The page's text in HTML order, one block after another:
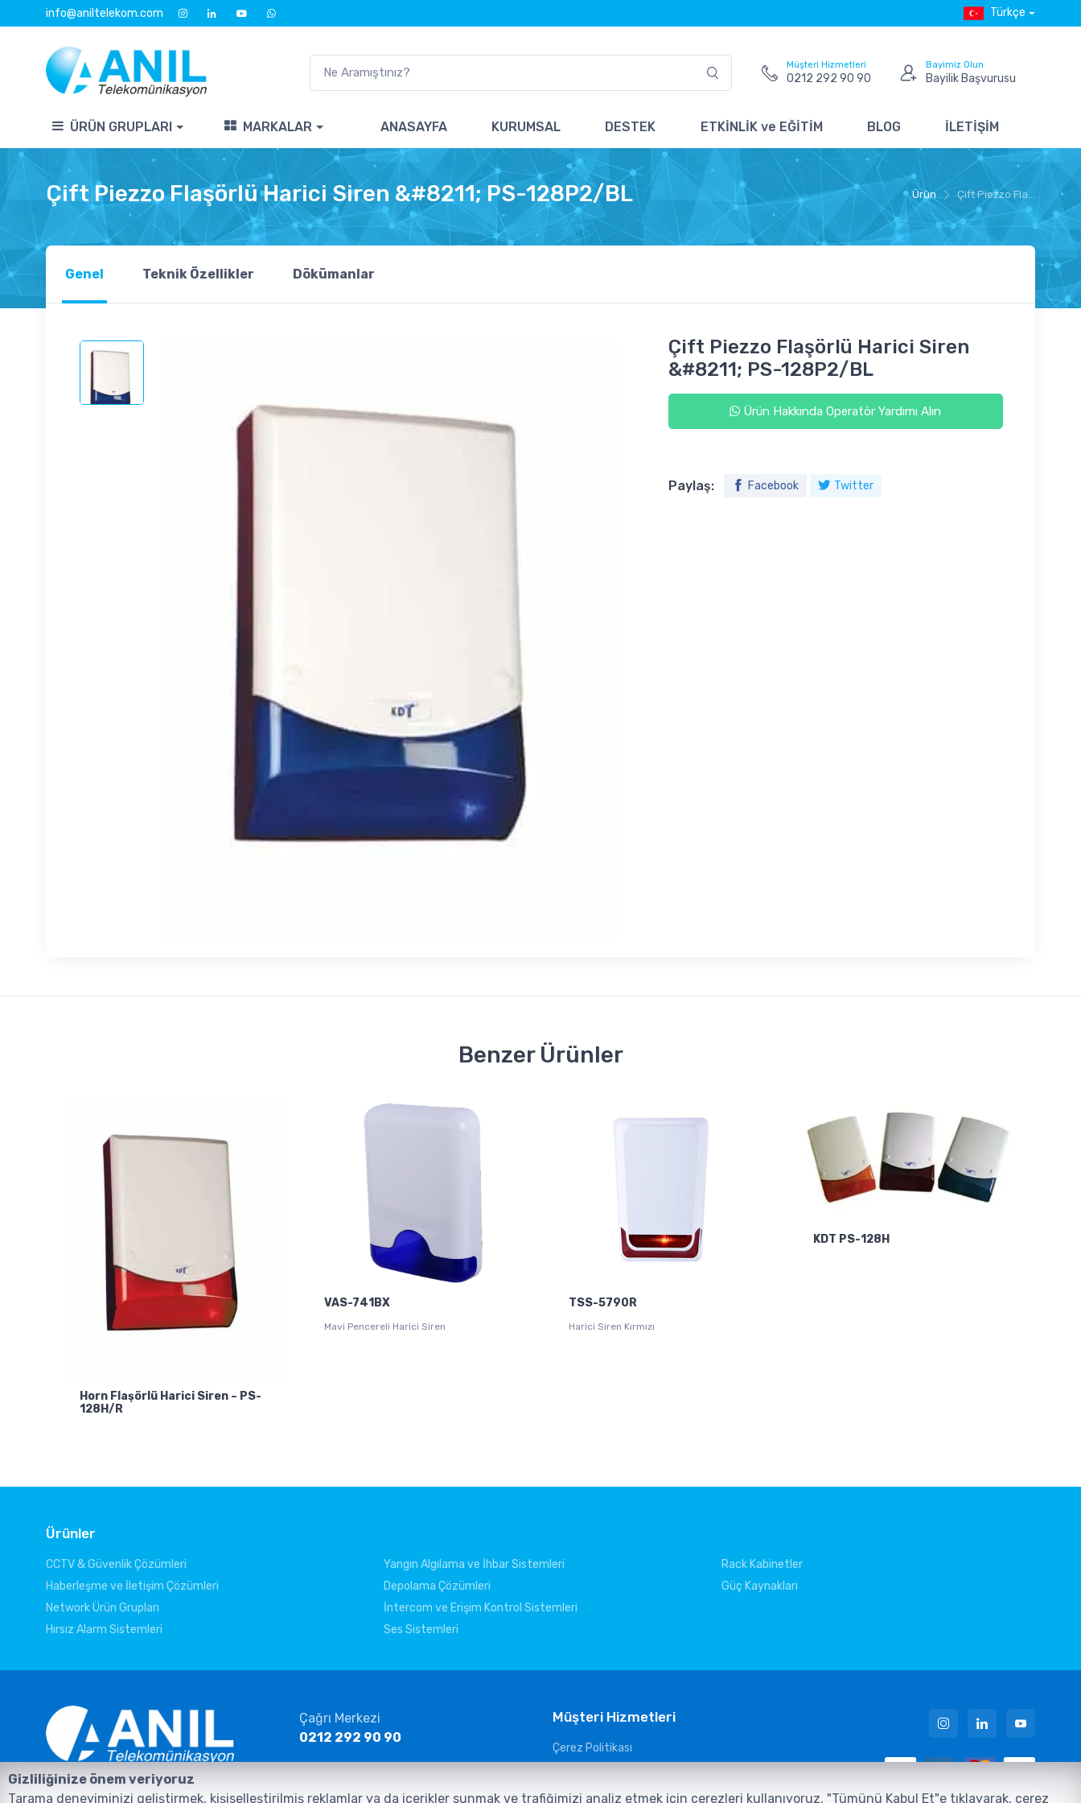
info@aniltelekom.com Türkçe
Müşteri Hizmetleri
0212 292 90 90
Bayimiz Olun
Bayilik Başvurusu
ÜRÜN GRUPLARI MARKALAR ANASAYFA KURUMSAL DESTEK ETKİNLİK ve EĞİTİM BLOG İLETİŞİM
Ürün Çift Piezzo Fla...
Çift Piezzo Flaşörlü Harici Siren &#8211; PS-128P2/BL
Genel Teknik Özellikler Dökümanlar
Çift Piezzo Flaşörlü Harici Siren
&#8211; PS-128P2/BL
Ürün Hakkında Operatör Yardımı Alın
Paylaş: Facebook Twitter
Benzer Ürünler
Horn Flaşörlü Harici Siren – PS-
128H/R
VAS-741BX
Mavi Pencereli Harici Siren
TSS-5790R
Harici Siren Kırmızı
KDT PS-128H
Ürünler
CCTV & Güvenlik Çözümleri
Haberleşme ve İletişim Çözümleri
Network Ürün Grupları
Hırsız Alarm Sistemleri
Yangın Algılama ve İhbar Sistemleri
Depolama Çözümleri
İntercom ve Erişim Kontrol Sistemleri
Ses Sistemleri
Rack Kabinetler
Güç Kaynakları
Anasayfa Ürünler İletişim
Çağrı Merkezi
0212 292 90 90
Müşteri Hizmetleri
Çerez Politikası
Güvenlik Kameraları Aydınlatma Metni
Gizliliğinize önem veriyoruz
Tarama deneyiminizi geliştirmek, kişiselleştirilmiş reklamlar ya da içerikler sunmak ve trafiğimizi analiz etmek için çerezleri kullanıyoruz. "Tümünü Kabul Et"e tıklayarak, çerez